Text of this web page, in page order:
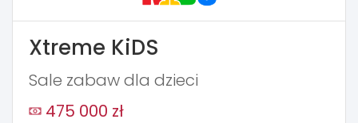
Xtreme KiDS
Sale zabaw dla dzieci
475 000 zł